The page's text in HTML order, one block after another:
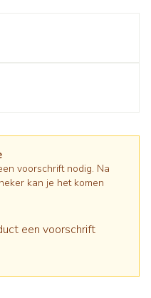
voorschrift nodig. Na
kan je het komen
een voorschrift